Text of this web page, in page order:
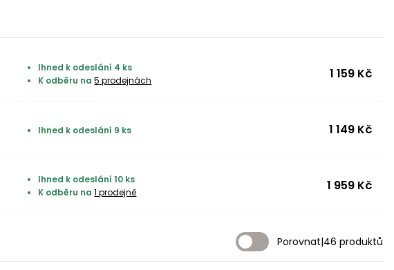
Ihned k odeslání 4 ks
K odběru na5 prodejnách 1 159 Kč
Ihned k odeslání 9 ks 1 149 Kč
Ihned k odeslání 10 ks
K odběru na1 prodejně 1 959 Kč
Porovnat|46 produktů